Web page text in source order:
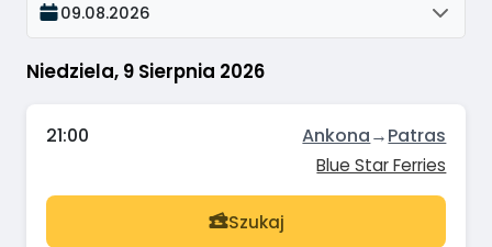
Niedziela, 9 Sierpnia 2026
09.08.2026
21:00 Ankona→Patras
Blue Star Ferries
Szukaj